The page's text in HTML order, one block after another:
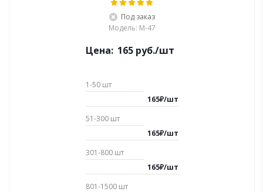
Под заказ
Модель: M-47
Цена: 165 руб./шт
1-50 шт
165₽/шт
51-300 шт
165₽/шт
301-800 шт
165₽/шт
801-1500 шт